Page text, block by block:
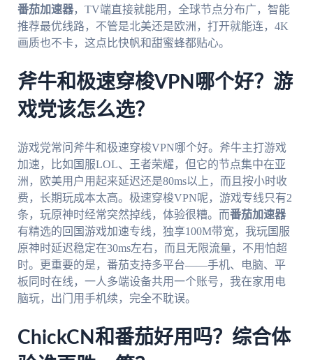
番茄加速器，TV端直接就能用，全球节点分布广，智能
推荐最优线路，不管是北美还是欧洲，打开就能连，4K
画质也不卡，这点比快帆和甜蜜蜂都贴心。
斧牛和极速穿梭VPN哪个好？游
戏党该怎么选？
游戏党常问斧牛和极速穿梭VPN哪个好。斧牛主打游戏
加速，比如国服LOL、王者荣耀，但它的节点集中在亚
洲，欧美用户用起来延迟还是80ms以上，而且按小时收
费，长期玩成本太高。极速穿梭VPN呢，游戏专线只有2
条，玩原神时经常突然掉线，体验很糟。而番茄加速器
有精选的回国游戏加速专线，独享100M带宽，我玩国服
原神时延迟稳定在30ms左右，而且无限流量，不用怕超
时。更重要的是，番茄支持多平台——手机、电脑、平
板同时在线，一人多端设备共用一个账号，我在家用电
脑玩，出门用手机续，完全不耽误。
ChickCN和番茄好用吗？综合体